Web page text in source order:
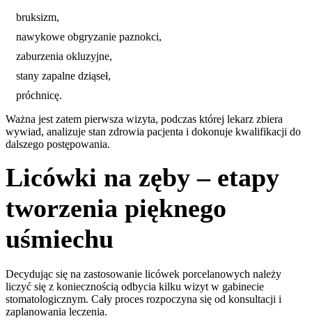
bruksizm,
nawykowe obgryzanie paznokci,
zaburzenia okluzyjne,
stany zapalne dziąseł,
próchnicę.
Ważna jest zatem pierwsza wizyta, podczas której lekarz zbiera
wywiad, analizuje stan zdrowia pacjenta i dokonuje kwalifikacji do
dalszego postępowania.
Licówki na zęby – etapy
tworzenia pięknego
uśmiechu
Decydując się na zastosowanie licówek porcelanowych należy
liczyć się z koniecznością odbycia kilku wizyt w gabinecie
stomatologicznym. Cały proces rozpoczyna się od konsultacji i
zaplanowania leczenia.